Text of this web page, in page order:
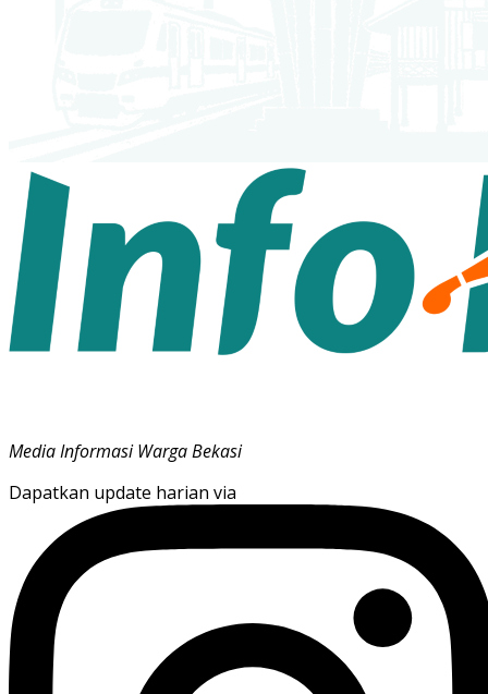
Media Informasi Warga Bekasi
Dapatkan update harian via